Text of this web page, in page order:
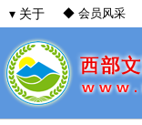
▾ 关于 ◆ 会员风采